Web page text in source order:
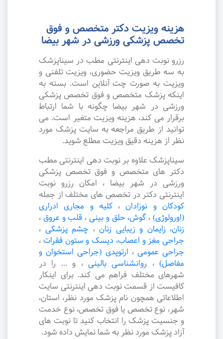
هزینه ویزیت دکتر متخصص و فوق
تخصص پزشکی ورزشی در شهر بیضا
رزرو نوبت دهی اینترنتی مطب در سیناپزشک
به سه طریق ویزیت حضوری، ویزیت تلفنی و
ویزیت به صورت چت آنلاین است. بسته به
اینکه پزشک متخصص و فوق تخصص پزشکی
ورزشی در شهر بیضا چگونه با شما ارتباط
برقرار می کند، هزینه ویزیت متغیر است. می
توانید از طریق مراجعه به سایت پزشک مورد
نظر از هزینه دقیق ویزیت مطلع شوید.
سیناپزشک علاوه بر نوبت دهی اینترنتی مطب
دکتر های متخصص و فوق تخصص پزشکی
ورزشی در شهر بیضا ، امکان رزرو نوبت
اینترنتی دکتر در تخصص های مختلف از جمله
کودکان و نوزادان ،کلیه و مجاری ادراری
(اورولوژی) ، گوش، حلق و بینی ، قلب و عروق ،
زنان، زایمان و زیبایی زنان ، چشم پزشکی ،
جراحی مغز و اعصاب، دیسک و ستون فقرات ،
جراحی عمومی ، ارتوپدی (جراحی استخوان و
مفاصل) ، روانشناسی بالینی ، و ... را در
شهرهای مختلف فراهم می کند. برای اینکار
کافیست از قسمت نوبت دهی اینترنتی سایت
اطلاعاتی همچون نام پزشک مورد نظر، استان،
شهر، نوع تخصص یا فوق تخصص، نوع خدمت
و جنسیت پزشک را انتخاب کنید تا نوبت های
آزاد پزشک مورد نظر به شما نمایش داده شود.